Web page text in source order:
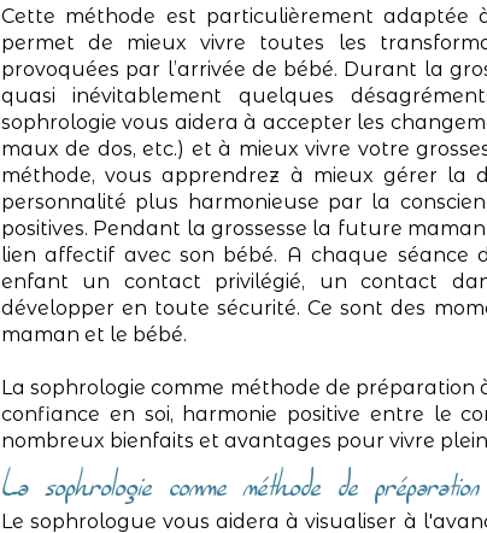
Cette méthode est particulièrement adaptée
permet de mieux vivre toutes les
provoquées par l’arrivée de bébé. Durant la
quasi inévitablement quelques
sophrologie vous aidera à accepter les
maux de dos, etc.) et à mieux vivre votre
méthode, vous apprendrez à mieux gérer la
personnalité plus harmonieuse par la
positives. Pendant la grossesse la future
lien affectif avec son bébé. A chaque séance
enfant un contact privilégié, un contact
développer en toute sécurité. Ce sont des
maman et le bébé.
La sophrologie comme méthode de préparation
confiance en soi, harmonie positive entre le
nombreux bienfaits et avantages pour vivre
La sophrologie comme méthode de préparation
Le sophrologue vous aidera à visualiser à